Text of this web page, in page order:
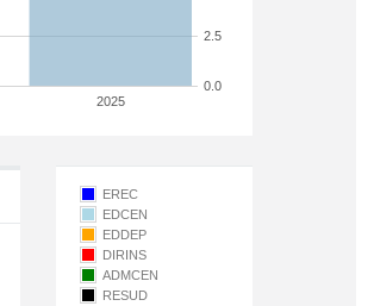
2025
0.0
2.5
EREC
EDCEN
EDDEP
DIRINS
ADMCEN
RESUD